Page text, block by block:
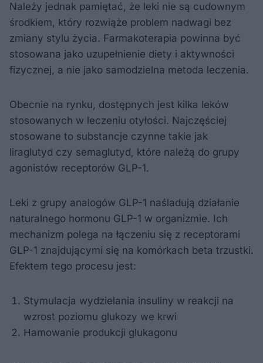
Należy jednak pamiętać, że leki nie są cudownym
środkiem, który rozwiąże problem nadwagi bez
zmiany stylu życia. Farmakoterapia powinna być
stosowana jako uzupełnienie diety i aktywności
fizycznej, a nie jako samodzielna metoda leczenia.
Obecnie na rynku, dostępnych jest kilka leków
stosowanych w leczeniu otyłości. Najczęściej
stosowane to substancje czynne takie jak
liraglutyd czy semaglutyd, które należą do grupy
agonistów receptorów GLP-1.
Leki z grupy analogów GLP-1 naśladują działanie
naturalnego hormonu GLP-1 w organizmie. Ich
mechanizm polega na łączeniu się z receptorami
GLP-1 znajdującymi się na komórkach beta trzustki.
Efektem tego procesu jest:
Stymulacja wydzielania insuliny w reakcji na
wzrost poziomu glukozy we krwi
Hamowanie produkcji glukagonu